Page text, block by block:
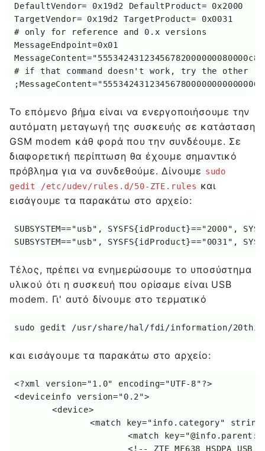
DefaultVendor= 0x19d2 DefaultProduct= 0x2000
TargetVendor= 0x19d2 TargetProduct= 0x0031
# only for reference and 0.x versions
MessageEndpoint=0x01
# if that command doesn't work, try the other
Το επόμενο βήμα είναι να ενεργοποιήσουμε την
αυτόματη μεταγωγή της συσκευής σε κατάσταση
GSM modem κάθ φορά που την συνδέουμε. Σε
διαφορετική περίπτωση θα έχουμε σημαντικό
πρόβλημα για να συνδεθούμε. Δίνουμε sudo
gedit /etc/udev/rules.d/50-ZTE.rules και
εισάγουμε τα παρακάτω στο αρχείο:
SUBSYSTEM=="usb", SYSFS{idProduct}=="2000",
SUBSYSTEM=="usb", SYSFS{idProduct}=="0031",
Τέλος, πρέπει να ενημερώσουμε το υποσύστημα
υλικού ότι η συσκευή που ορίσαμε είναι USB
modem. Γι' αυτό δίνουμε στο τερματικό
sudo gedit /usr/share/hal/fdi/information/
και εισάγουμε τα παρακάτω στο αρχείο:
<?xml version="1.0" encoding="UTF-8"?>
<deviceinfo version="0.2">